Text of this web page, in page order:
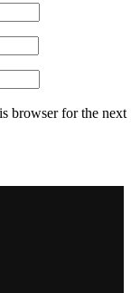
browser for the next